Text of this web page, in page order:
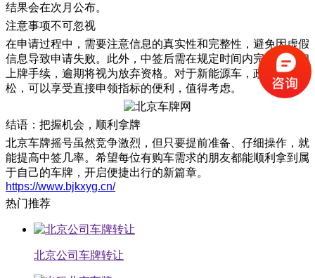
结果会在次月公布。
注意事项不可忽视
在申请过程中，需要注意信息的真实性和完整性，避免因虚假
信息导致申请失败。此外，中签后需在规定时间内完成购车和
上牌手续，逾期将视为放弃资格。对于新能源车，政策相对宽
松，可以享受直接申领指标的便利，值得考虑。
结语：把握机会，顺利拿牌
北京车牌摇号虽然竞争激烈，但只要提前准备、仔细操作，就
能提高中签几率。希望每位有购车需求的朋友都能顺利拿到属
于自己的车牌，开启便捷出行的新篇章。
https://www.bjkxyg.cn/
热门推荐
北京公司车牌转让